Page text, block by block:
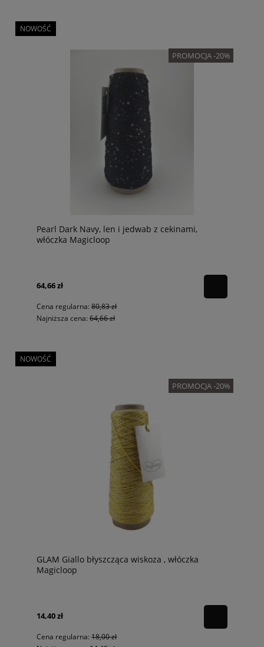
PROMOCJA -20%
Pearl Dark Navy, len i jedwab z cekinami,
włóczka Magicloop
64,66 zł
Cena regularna: 80,83 zł
Najniższa cena: 64,66 zł
NOWOŚĆ
PROMOCJA -20%
GLAM Giallo błyszcząca wiskoza , włóczka
Magicloop
14,40 zł
Cena regularna: 18,00 zł
NOWOŚĆ